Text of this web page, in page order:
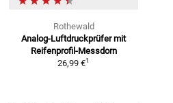
Rothewald
Analog-Luftdruckprüfer mit
Reifenprofil-Messdorn
26,99 €1